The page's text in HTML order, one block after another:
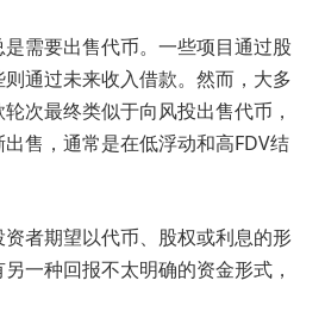
需要出售代币。一些项目通过股
通过未来收入借款。然而，大多
次最终类似于向风投出售代币，
售，通常是在低浮动和高FDV结
者期望以代币、股权或利息的形
一种回报不太明确的资金形式，